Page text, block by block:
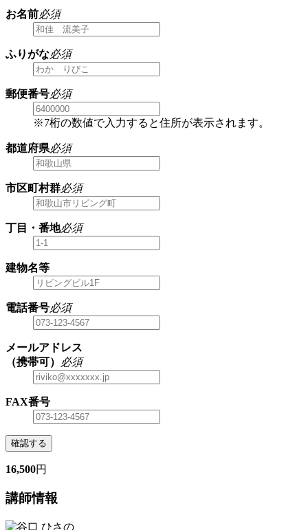
お名前必須
ふりがな必須
郵便番号必須
※7桁の数値で入力すると住所が表示されます。
都道府県必須
市区町村群必須
丁目・番地必須
建物名等
電話番号必須
メールアドレス
（携帯可）
必須
FAX番号
確認する
16,500円
講師情報